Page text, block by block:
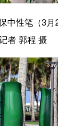
中性笔（3
者 郭程 摄